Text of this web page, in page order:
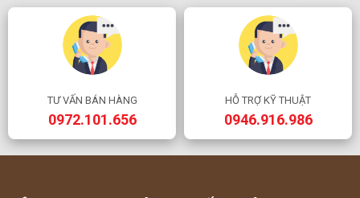
TƯ VẤN BÁN HÀNG
0972.101.656
HỖ TRỢ KỸ THUẬT
0946.916.986